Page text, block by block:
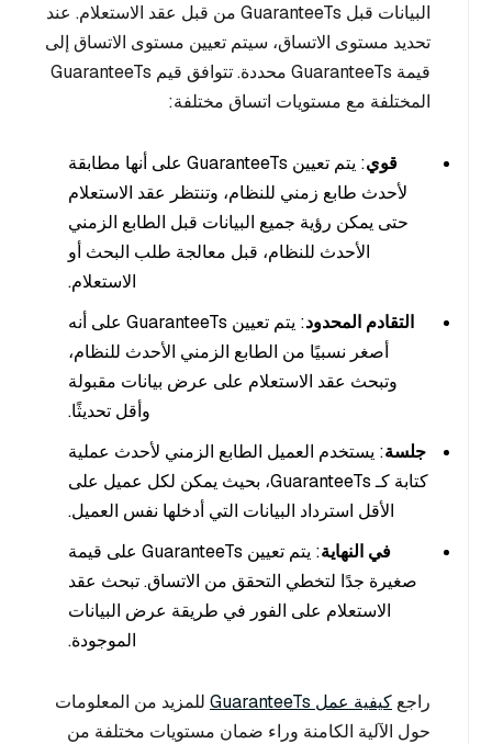
البيانات قبل GuaranteeTs من قبل عقد الاستعلام. عند
تحديد مستوى الاتساق، سيتم تعيين مستوى الاتساق إلى
قيمة GuaranteeTs محددة. تتوافق قيم GuaranteeTs
المختلفة مع مستويات اتساق مختلفة:
قوي
: يتم تعيين GuaranteeTs على أنها مطابقة
لأحدث طابع زمني للنظام، وتنتظر عقد الاستعلام
حتى يمكن رؤية جميع البيانات قبل الطابع الزمني
الأحدث للنظام، قبل معالجة طلب البحث أو
الاستعلام.
التقادم المحدود
: يتم تعيين GuaranteeTs على أنه
أصغر نسبيًا من الطابع الزمني الأحدث للنظام،
وتبحث عقد الاستعلام على عرض بيانات مقبولة
وأقل تحديثًا.
جلسة: يستخدم العميل الطابع الزمني لأحدث عملية
كتابة كـ GuaranteeTs، بحيث يمكن لكل عميل على
الأقل استرداد البيانات التي أدخلها نفس العميل.
في النهاية
: يتم تعيين GuaranteeTs على قيمة
صغيرة جدًا لتخطي التحقق من الاتساق. تبحث عقد
الاستعلام على الفور في طريقة عرض البيانات
الموجودة.
راجع كيفية عمل GuaranteeTs
للمزيد من المعلومات
حول الآلية الكامنة وراء ضمان مستويات مختلفة من